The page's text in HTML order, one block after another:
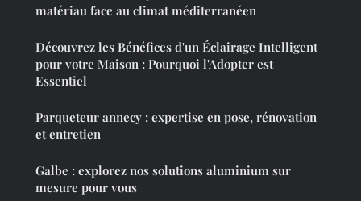
matériau face au climat méditerranéen
Découvrez les Bénéfices d'un Éclairage Intelligent
pour votre Maison : Pourquoi l'Adopter est
Essentiel
Parqueteur annecy : expertise en pose, rénovation
et entretien
Galbe : explorez nos solutions aluminium sur
mesure pour vous